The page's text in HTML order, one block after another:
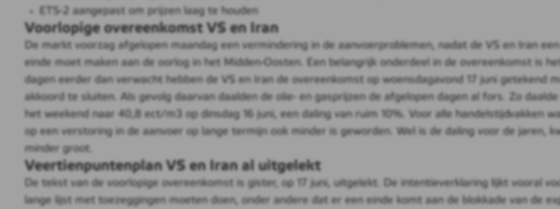
ETS-2 aangepast om prijzen laag te houden
Voorlopige overeenkomst VS en Iran
De markt voorzag afgelopen maandag een vermindering in de aanvoerproblemen, nadat de VS en Iran
einde moet maken aan de oorlog in het Midden-Oosten. Een belangrijk onderdeel in de overeenkomst is
dagen eerder dan verwacht hebben de VS en Iran de overeenkomst op woensdagavond 17 juni getekend
akkoord te sluiten. Als gevolg daarvan daalden de olie- en gasprijzen de afgelopen dagen al fors. Zo
het weekend naar 40,8 ect/m3 op dinsdag 16 juni, een daling van ruim 10%. Voor alle handelstijdvakken
op een verstoring in de aanvoer op lange termijn ook minder is geworden. Wel is de daling voor de jaren,
minder groot.
Veertienpuntenplan VS en Iran al uitgelekt
De tekst van de voorlopige overeenkomst is gister, op 17 juni, uitgelekt. De intentieverklaring lijkt vooral
lange lijst met toezeggingen moeten doen, onder andere dat er een einde komt aan de blokkade van de